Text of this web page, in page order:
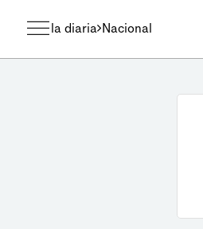
la diaria Nacional